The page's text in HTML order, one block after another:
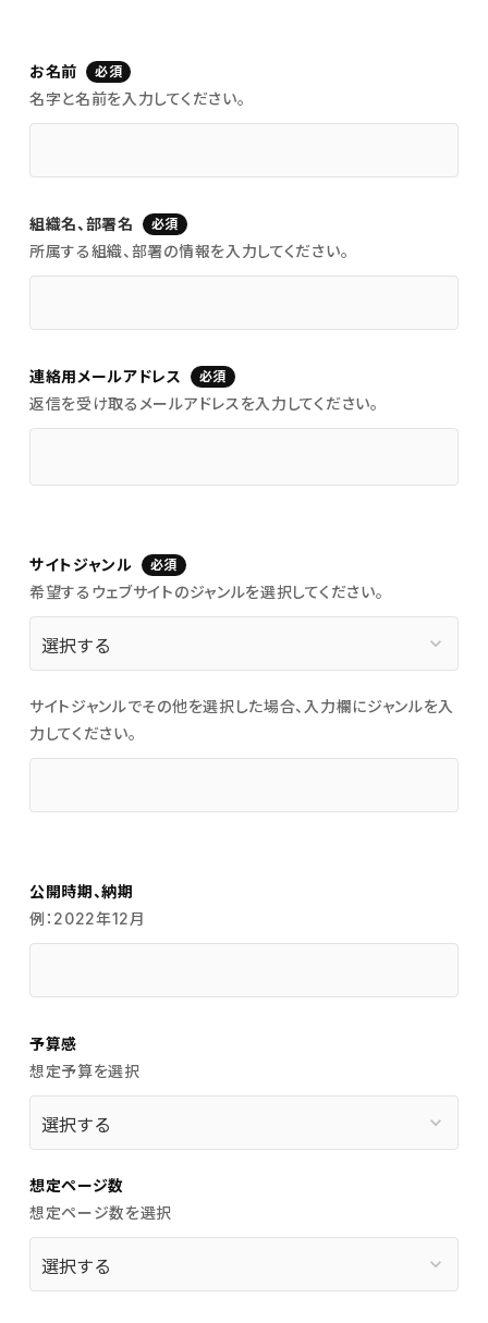
お名前 必須
名字と名前を入力してください。
組織名、部署名 必須
所属する組織、部署の情報を入力してください。
連絡用メールアドレス 必須
返信を受け取るメールアドレスを入力してください。
サイトジャンル 必須
希望するウェブサイトのジャンルを選択してください。
keyboard_arrow_down
サイトジャンルでその他を選択した場合、入力欄にジャンルを入
力してください。
公開時期、納期
例：2022年12月
予算感
想定予算を選択
keyboard_arrow_down
想定ページ数
想定ページ数を選択
keyboard_arrow_down